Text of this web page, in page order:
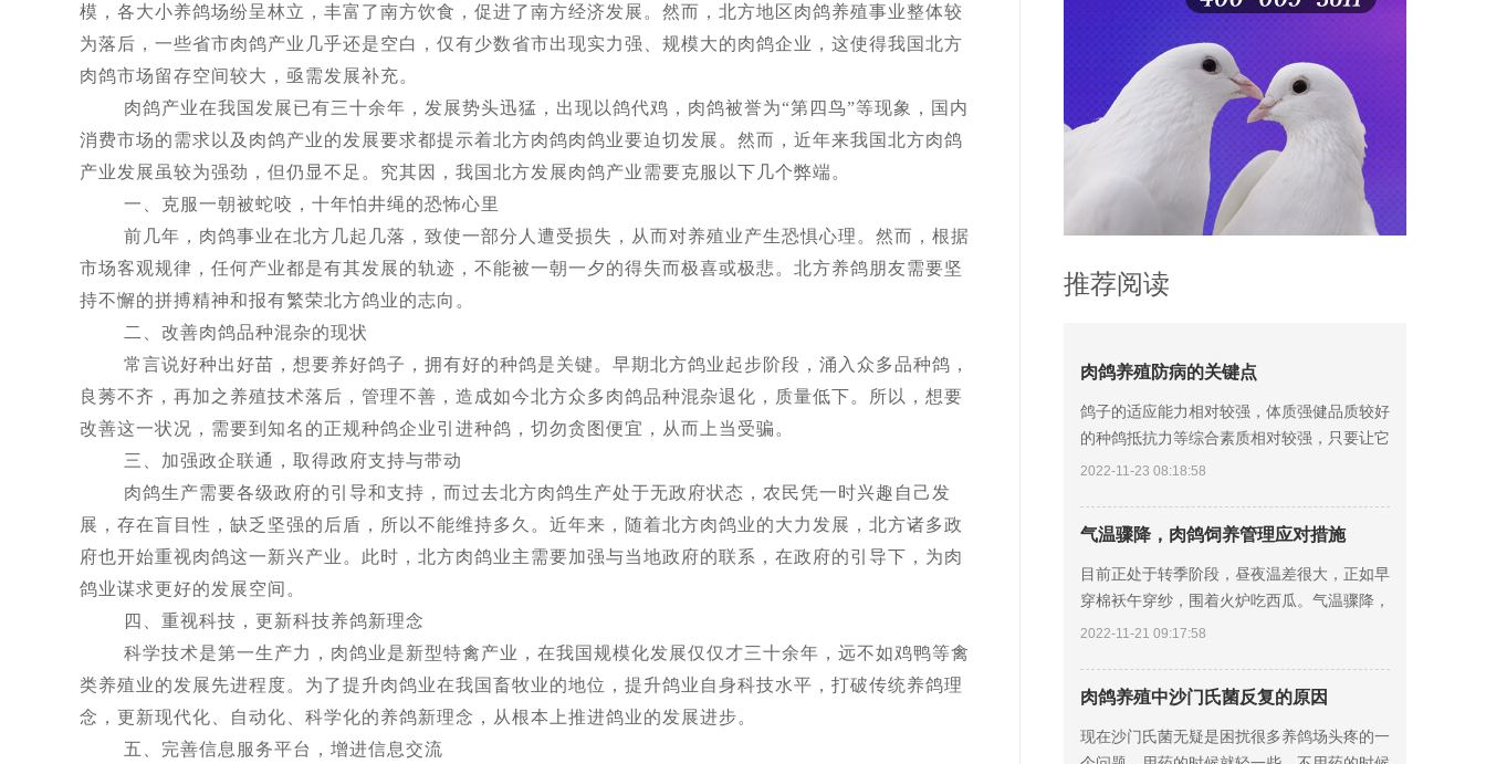
模，各大小养鸽场纷呈林立，丰富了南方饮食，促进了南方经济发展。然而，北方地区肉鸽养殖事业整体较
为落后，一些省市肉鸽产业几乎还是空白，仅有少数省市出现实力强、规模大的肉鸽企业，这使得我国北方
肉鸽市场留存空间较大，亟需发展补充。
肉鸽产业在我国发展已有三十余年，发展势头迅猛，出现以鸽代鸡，肉鸽被誉为“第四鸟”等现象，国内
消费市场的需求以及肉鸽产业的发展要求都提示着北方肉鸽肉鸽业要迫切发展。然而，近年来我国北方肉鸽
产业发展虽较为强劲，但仍显不足。究其因，我国北方发展肉鸽产业需要克服以下几个弊端。
一、克服一朝被蛇咬，十年怕井绳的恐怖心里
前几年，肉鸽事业在北方几起几落，致使一部分人遭受损失，从而对养殖业产生恐惧心理。然而，根据
市场客观规律，任何产业都是有其发展的轨迹，不能被一朝一夕的得失而极喜或极悲。北方养鸽朋友需要坚
持不懈的拼搏精神和报有繁荣北方鸽业的志向。
二、改善肉鸽品种混杂的现状
常言说好种出好苗，想要养好鸽子，拥有好的种鸽是关键。早期北方鸽业起步阶段，涌入众多品种鸽，
良莠不齐，再加之养殖技术落后，管理不善，造成如今北方众多肉鸽品种混杂退化，质量低下。所以，想要
改善这一状况，需要到知名的正规种鸽企业引进种鸽，切勿贪图便宜，从而上当受骗。
三、加强政企联通，取得政府支持与带动
肉鸽生产需要各级政府的引导和支持，而过去北方肉鸽生产处于无政府状态，农民凭一时兴趣自己发
展，存在盲目性，缺乏坚强的后盾，所以不能维持多久。近年来，随着北方肉鸽业的大力发展，北方诸多政
府也开始重视肉鸽这一新兴产业。此时，北方肉鸽业主需要加强与当地政府的联系，在政府的引导下，为肉
鸽业谋求更好的发展空间。
四、重视科技，更新科技养鸽新理念
科学技术是第一生产力，肉鸽业是新型特禽产业，在我国规模化发展仅仅才三十余年，远不如鸡鸭等禽
类养殖业的发展先进程度。为了提升肉鸽业在我国畜牧业的地位，提升鸽业自身科技水平，打破传统养鸽理
念，更新现代化、自动化、科学化的养鸽新理念，从根本上推进鸽业的发展进步。
五、完善信息服务平台，增进信息交流
推荐阅读
肉鸽养殖防病的关键点
鸽子的适应能力相对较强，体质强健品质较好
的种鸽抵抗力等综合素质相对较强，只要让它
吃好、喝好、管理好、预防好，很少会出现因
2022-11-23 08:18:58
气温骤降，肉鸽饲养管理应对措施
目前正处于转季阶段，昼夜温差很大，正如早
穿棉袄午穿纱，围着火炉吃西瓜。气温骤降，
给肉鸽养殖带来很多不利的影响，养鸽人必须
2022-11-21 09:17:58
肉鸽养殖中沙门氏菌反复的原因
现在沙门氏菌无疑是困扰很多养鸽场头疼的一